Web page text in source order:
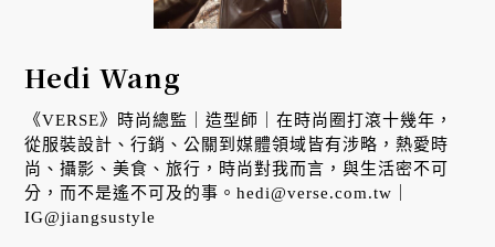
Hedi Wang
《VERSE》時尚總監｜造型師｜在時尚圈打滾十幾年，
從服裝設計、行銷、公關到媒體領域皆有涉略，熱愛時
尚、攝影、美食、旅行，時尚對我而言，與生活密不可
分，而不是遙不可及的事。hedi@verse.com.tw｜
IG@jiangsustyle